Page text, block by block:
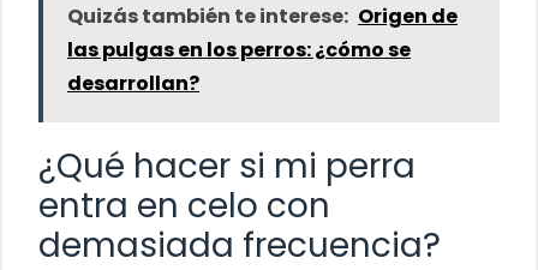
Quizás también te interese: Origen de
las pulgas en los perros: ¿cómo se
desarrollan?
¿Qué hacer si mi perra
entra en celo con
demasiada frecuencia?